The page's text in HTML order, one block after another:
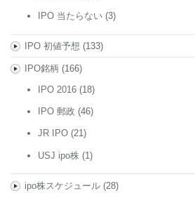
IPO 当たらない (3)
IPO 初値予想 (133)
IPO銘柄 (166)
IPO 2016 (18)
IPO 郵政 (46)
JR IPO (21)
USJ ipo株 (1)
ipo株スケジュール(28)